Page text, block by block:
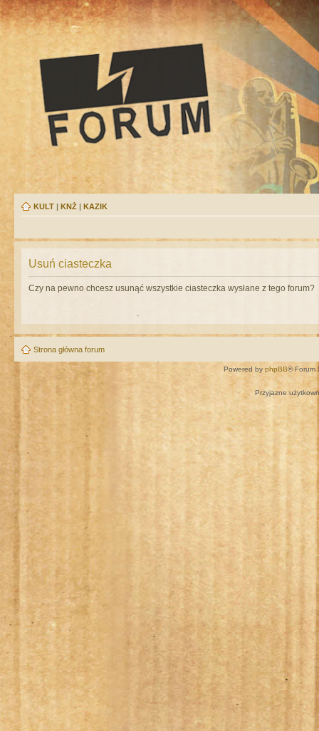
KULT | KNŻ | KAZIK
Usuń ciasteczka
Czy na pewno chcesz usunąć wszystkie ciasteczka wysłane z tego forum?
Strona główna forum
Powered by phpBB® Forum
Przyjazne